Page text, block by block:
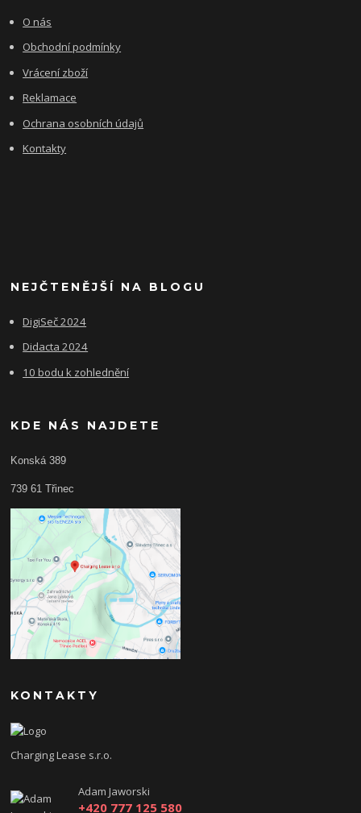
O nás
Obchodní podmínky
Vrácení zboží
Reklamace
Ochrana osobních údajů
Kontakty
NEJČTENĚJŠÍ NA BLOGU
DigiSeč 2024
Didacta 2024
10 bodu k zohlednění
KDE NÁS NAJDETE
Konská 389
739 61 Třinec
KONTAKTY
Charging Lease s.r.o.
Adam Jaworski
+420 777 125 580